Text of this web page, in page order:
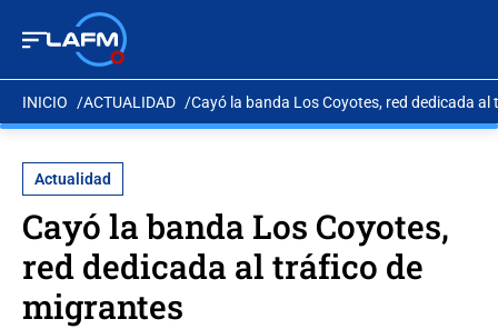
INICIO ACTUALIDAD Cayó la banda Los Coyotes, red dedicada
Actualidad
Cayó la banda Los Coyotes,
red dedicada al tráfico de
migrantes